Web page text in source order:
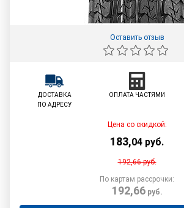
Оставить отзыв
ДОСТАВКА
ПО АДРЕСУ
ОПЛАТА ЧАСТЯМИ
Цена со скидкой:
183,04 руб.
192,66руб.
По картам рассрочки:
192,66руб.